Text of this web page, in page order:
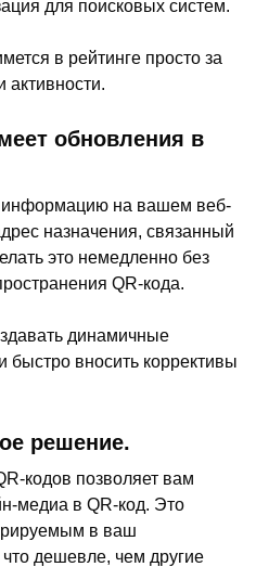
для поисковых систем.
в рейтинге просто за
активности.
обновления в
информацию на вашем веб-
назначения, связанный
это немедленно без
QR-кода.
динамичные
быстро вносить коррективы
решение.
кодов позволяет вам
медиа в QR-код. Это
в ваш
дешевле, чем другие